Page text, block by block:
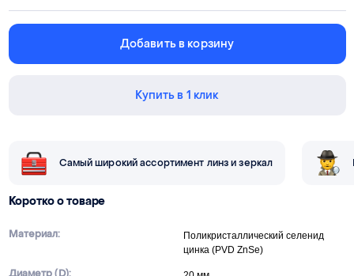
Добавить в корзину
Купить в 1 клик
Самый широкий ассортимент линз и зеркал
Коротко о товаре
Материал:
Поликристаллический селенид
цинка (PVD ZnSe)
Диаметр (D):